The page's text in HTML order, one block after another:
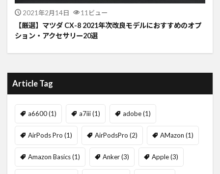
2021年2月14日 11ビュー
【厳選】マツダ CX-8 2021年次改良モデルにおすすめのオプ
ション・アクセサリー20選
Article Tag
a6600(1) a7iii(1) adobe(1)
AirPods Pro (1) AirPodsPro (2) AMazon (1)
Amazon Basics(1) Anker(3) Apple(3)